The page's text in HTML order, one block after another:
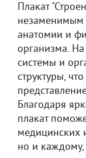
Плакат
незаменимым
анатомии и
организма.
системы и
структуры,
Благодаря
плакат
медицинских
но и каждому,